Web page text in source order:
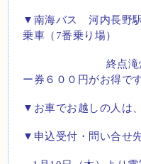
▼ 南海バス 河内長野
乗車（ 7番乗り場）
終点
ー券６００円がお得です
▼お車でお越しの人は
▼申込受付・問い合せ